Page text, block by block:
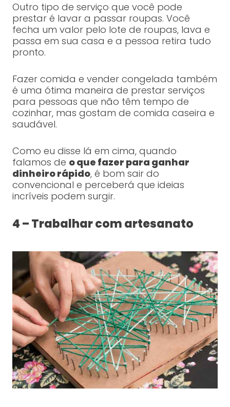
Outro tipo de serviço que você pode
prestar é lavar a passar roupas. Você
fecha um valor pelo lote de roupas, lava e
passa em sua casa e a pessoa retira tudo
pronto.
Fazer comida e vender congelada também
é uma ótima maneira de prestar serviços
para pessoas que não têm tempo de
cozinhar, mas gostam de comida caseira e
saudável.
Como eu disse lá em cima, quando
falamos de o que fazer para ganhar
dinheiro rápido, é bom sair do
convencional e perceberá que ideias
incríveis podem surgir.
4 – Trabalhar com artesanato